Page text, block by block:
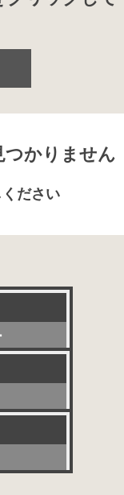
つかりません
ださい